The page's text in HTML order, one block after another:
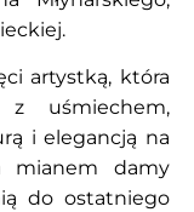
artystką, która
uśmiechem,
i elegancją na
mianem damy
do ostatniego